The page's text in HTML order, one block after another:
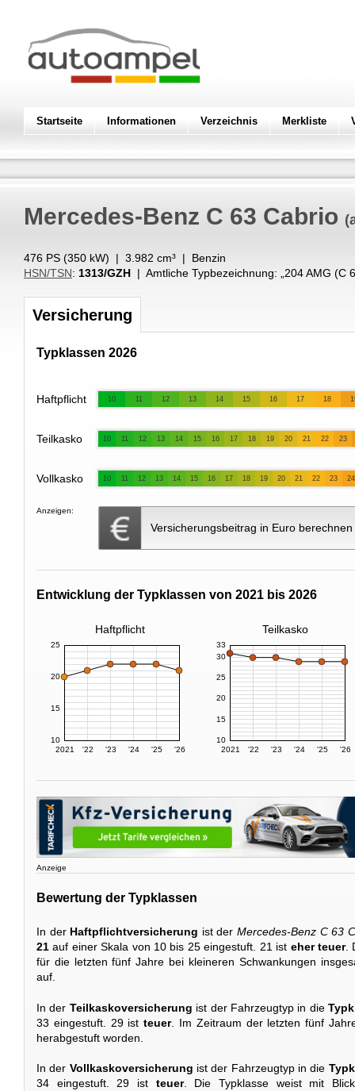
Startseite Informationen Verzeichnis Merkliste
Mercedes-Benz C 63 Cabrio
476 PS (350 kW) | 3.982 cm³ | Benzin
HSN/TSN: 1313/GZH | Amtliche Typbezeichnung: „ 204 AMG (C
Versicherung
Typklassen 2026
Haftpflicht 10 11 12 13 14 15 16 17 18
Teilkasko 10 11 12 13 14 15 16 17 18 19 20 21 22 23
Vollkasko 10 11 12 13 14 15 16 17 18 19 20 21 22 23 24
Anzeigen:
Versicherungsbeitrag in Euro berechnen
Entwicklung der Typklassen von 2021 bis 2026
Haftpflicht Teilkasko
2021 '22 '23 '24 '25 '26
10
15
20
25
2021 '22 '23 '24 '25 '26
10
15
20
25
30
33
Anzeige
Bewertung der Typklassen
In der Haftpflichtversicherung ist der Mercedes-Benz C 63
21 auf einer Skala von 10 bis 25 eingestuft. 21 ist eher teuer.
für die letzten fünf Jahre bei kleineren Schwankungen
auf.
In der Teilkaskoversicherung ist der Fahrzeugtyp in die
33 eingestuft. 29 istteuer. Im Zeitraum der letzten fünf
herabgestuft worden.
In der Vollkaskoversicherung ist der Fahrzeugtyp in die
34 eingestuft. 29 ist teuer. Die Typklasse weist mit